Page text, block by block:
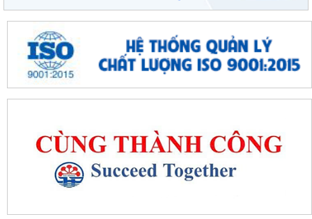
Đặc khu Cát Hải đẩy mạnh thực hiện Nghị quyết số 68-NQ/TW về phát
Sinh hoạt chuyên đề gắn với học tập và làm theo Bác, nâng cao chất
lượng hoạt động của Chi bộ Cơ...
Lễ chào cờ tháng 8: Đặc khu Cát Hải tăng tốc thực hiện các nhiệm vụ
Người đứng đầu cấp ủy, chính quyền Đặc khu Cát Hải đối thoại trực tiếp
với Nhân dân
Nâng cao chất lượng hoạt động ủy thác vay vốn chính sách tại đặc khu